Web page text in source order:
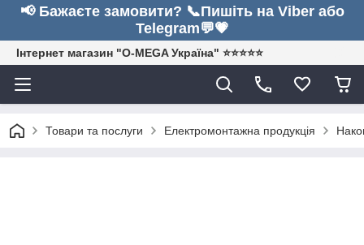
📢 Бажаєте замовити? 📞Пишіть на Viber або
Telegram💬💗
Інтернет магазин "O-MEGA Україна" ⭐⭐⭐⭐⭐
Товари та послуги Електромонтажна продукція